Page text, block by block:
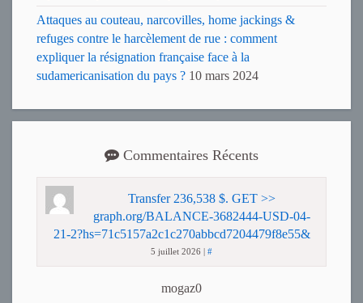
Attaques au couteau, narcovilles, home jackings &
refuges contre le harcèlement de rue : comment
expliquer la résignation française face à la
sudamericanisation du pays ? 10 mars 2024
Commentaires Récents
Transfer 236,538 $. GET >>
graph.org/BALANCE-3682444-USD-04-
21-2?hs=71c5157a2c1c270abbcd7204479f8e55&
5 juillet 2026 | #
mogaz0